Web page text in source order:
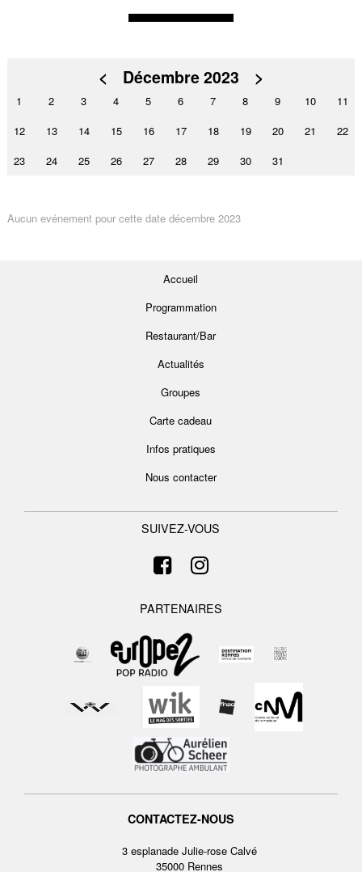
< Décembre 2023 >
1 2 3 4 5 6 7 8 9 10
11
12
13 14 15 16 17 18 19 20 21
22
23
24 25 26 27 28 29 30 31
Aucun evénement pour cette date décembre 2023
Accueil
Programmation
Restaurant/Bar
Actualités
Groupes
Carte cadeau
Infos pratiques
Nous contacter
SUIVEZ-VOUS
PARTENAIRES
CONTACTEZ-NOUS
3 esplanade Julie-rose Calvé
35000 Rennes